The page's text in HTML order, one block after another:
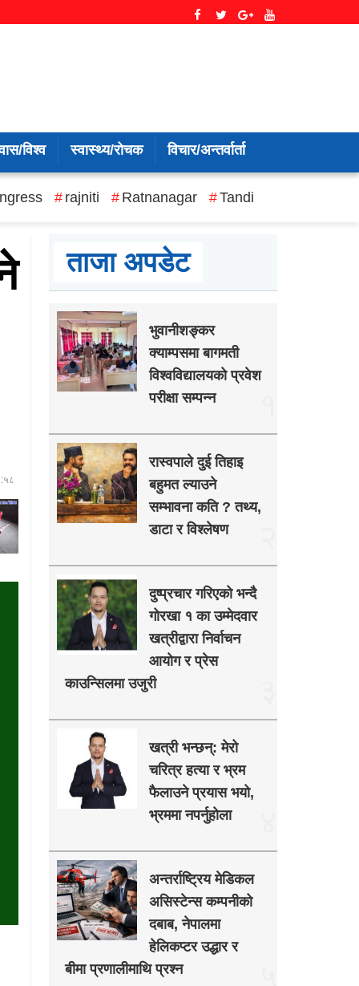
विश्व स्वास्थ्य/रोचक विचार/अन्तर्वार्ता
rajniti Ratnanagar Tandi
ताजा अपडेट
भुवानीशङ्कर
क्याम्पसमा बागमती
विश्वविद्यालयको प्रवेश
परीक्षा सम्पन्न
रास्वपाले दुई तिहाइ
बहुमत ल्याउने
सम्भावना कति ? तथ्य,
डाटा र विश्लेषण
दुष्प्रचार गरिएको भन्दै
गोरखा १ का उम्मेदवार
खत्रीद्वारा निर्वाचन
आयोग र प्रेस
काउन्सिलमा उजुरी
खत्री भन्छन्: मेरो
चरित्र हत्या र भ्रम
फैलाउने प्रयास भयो,
भ्रममा नपर्नुहोला
अन्तर्राष्ट्रिय मेडिकल
असिस्टेन्स कम्पनीको
दबाब, नेपालमा
हेलिकप्टर उद्धार र
बीमा प्रणालीमाथि प्रश्न